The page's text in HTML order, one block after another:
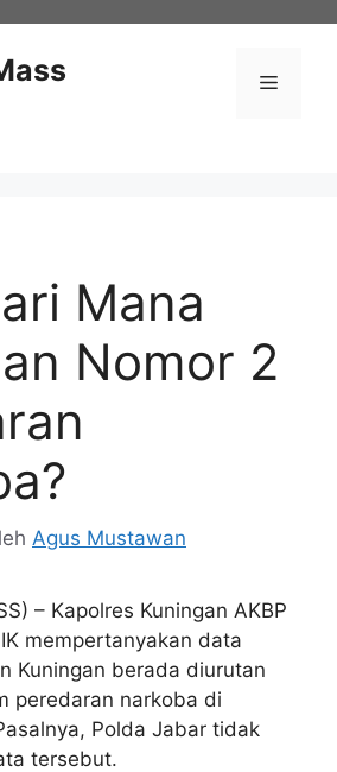
Menu
Mana
Nomor 2
Agus Mustawan
– Kapolres Kuningan AKBP
mempertanyakan data
Kuningan berada diurutan
peredaran narkoba di
Polda Jabar tidak
tersebut.